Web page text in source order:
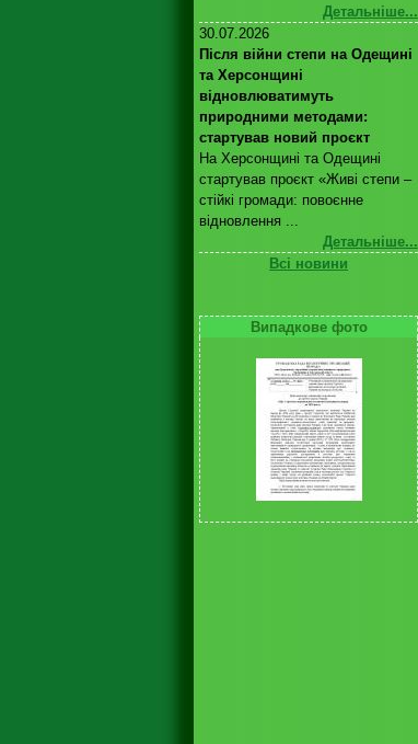
Детальніше...
30.07.2026
Після війни степи на Одещині
та Херсонщині
відновлюватимуть
природними методами:
стартував новий проєкт
На Херсонщині та Одещині
стартував проєкт «Живі степи –
стійкі громади: повоєнне
відновлення ...
Детальніше...
Всі новини
Випадкове фото